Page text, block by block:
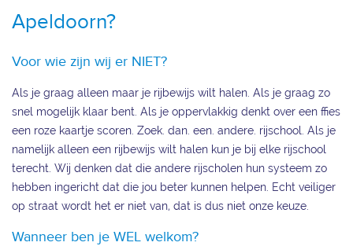
Apeldoorn?
Voor wie zijn wij er NIET?
Als je graag alleen maar je rijbewijs wilt halen. Als je graag zo
snel mogelijk klaar bent. Als je oppervlakkig denkt over een ffies
een roze kaartje scoren. Zoek. dan. een. andere. rijschool. Als je
namelijk alleen een rijbewijs wilt halen kun je bij elke rijschool
terecht. Wij denken dat die andere rijscholen hun systeem zo
hebben ingericht dat die jou beter kunnen helpen. Echt veiliger
op straat wordt het er niet van, dat is dus niet onze keuze.
Wanneer ben je WEL welkom?